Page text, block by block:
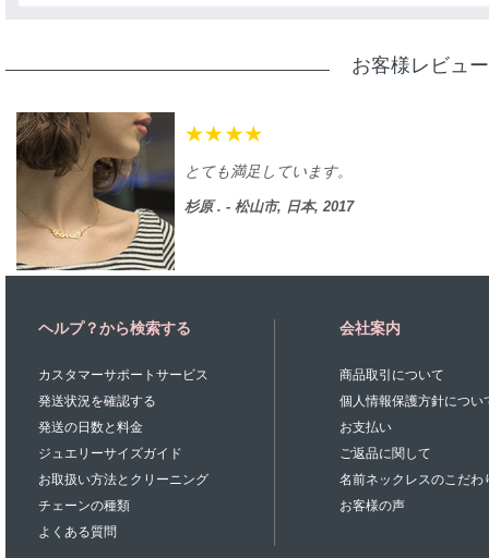
お客様レビュー
とても満足しています。
杉原 . - 松山市, 日本, 2017
ヘルプ？から検索する
カスタマーサポートサービス
発送状況を確認する
発送の日数と料金
ジュエリーサイズガイド
お取扱い方法とクリーニング
チェーンの種類
よくある質問
会社案内
商品取引について
個人情報保護方針につい
お支払い
ご返品に関して
名前ネックレスのこだわ
お客様の声